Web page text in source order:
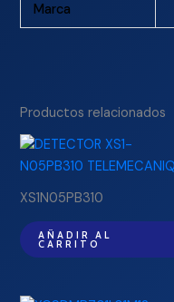
Marca
Productos relacionados
XS1N05PB310
AÑADIR AL
CARRITO